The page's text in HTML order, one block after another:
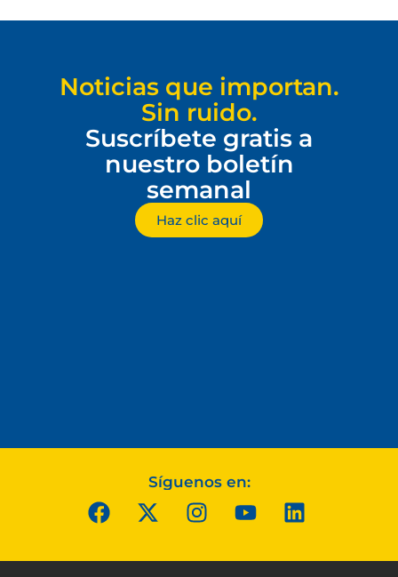
Noticias que importan.
Sin ruido.
Suscríbete gratis a
nuestro boletín
semanal
Haz clic aquí
Síguenos en: